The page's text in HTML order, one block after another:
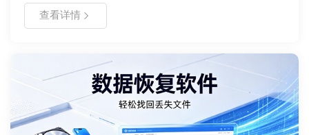
们，怎样把exe格式的视频转换成为mp4格式？
查看详情